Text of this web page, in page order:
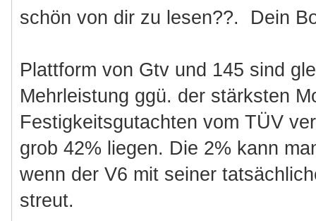
schön von dir zu lesen??. Dein
Plattform von Gtv und 145 sind
Mehrleistung ggü. der stärksten
Festigkeitsgutachten vom TÜV
grob 42% liegen. Die 2% kann
wenn der V6 mit seiner
streut.